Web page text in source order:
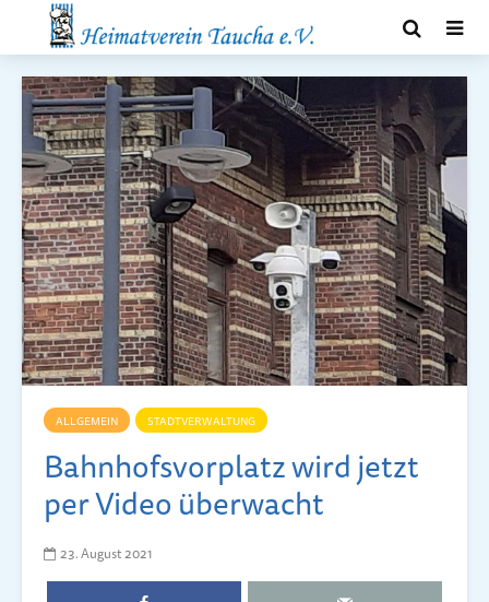
ALLGEMEIN STADTVERWALTUNG
Bahnhofsvorplatz wird jetzt
per Video überwacht
23. August 2021